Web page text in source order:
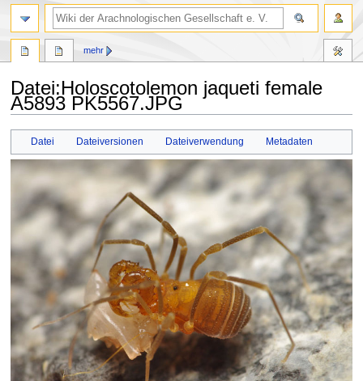
Datei:Holoscotolemon jaqueti female
A5893 PK5567.JPG
springen
springen
Datei Dateiversionen Dateiverwendung Metadaten
mehr